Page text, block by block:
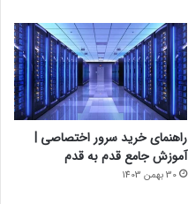
راهنمای خرید سرور اختصاصی |
آموزش جامع قدم به قدم
30 بهمن 1403